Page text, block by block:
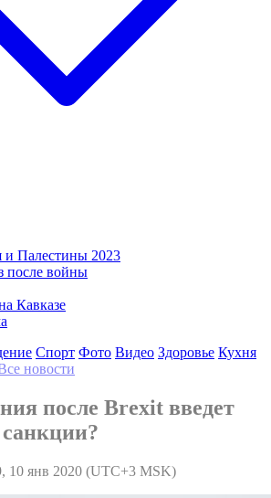
и Палестины 2023
войны
Кавказе
Спорт Фото Видео Здоровье Кухня
новости
после Brexit введет
10 янв 2020 (UTC+3 MSK)